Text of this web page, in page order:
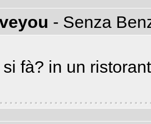
- Senza
fà? in un